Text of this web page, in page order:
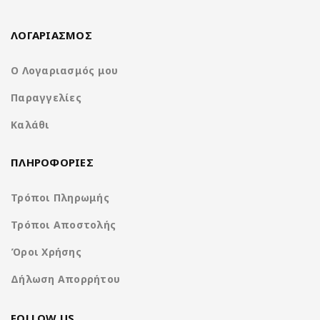
Ζήστε την καινοτομία και την ποιότητα της
1-Din receiver with capacitive screen
ΛΟΓΑΡΙΑΣΜΟΣ
Ο Λογαριασμός μου
Παραγγελίες
Καλάθι
ΠΛΗΡΟΦΟΡΙΕΣ
Τρόποι Πληρωμής
Τρόποι Αποστολής
Όροι Χρήσης
Δήλωση Απορρήτου